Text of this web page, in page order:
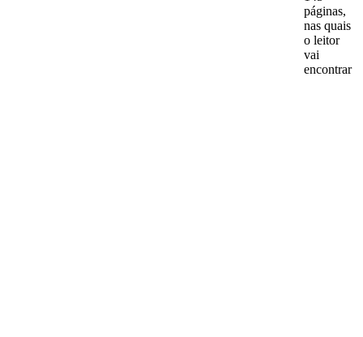
páginas,
nas quais
o leitor
vai
encontrar